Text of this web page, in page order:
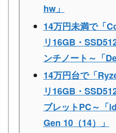
hw」
14万円未満で「
リ16GB・
ンチノート～「
14万円台で「
リ16GB・
ブレットPC～「
Gen 10（14）」